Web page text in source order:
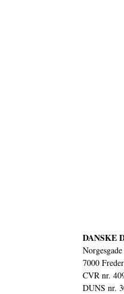
DANSKE
7000
CVR nr.
DUNS nr.